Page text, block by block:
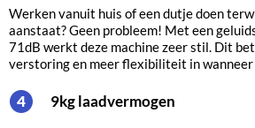
Werken vanuit huis of een dutje doen
aanstaat? Geen probleem! Met een
71dB werkt deze machine zeer stil. Dit
verstoring en meer flexibiliteit in wanneer
4 9kg laadvermogen